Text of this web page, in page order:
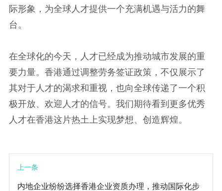
际形象，为全球人才提供一个充满机遇与活力的舞
台。
在全球化的今天，人才已经成为推动城市发展的重
要力量。香港通过调整劳务签证政策，不仅展示了
其对于人才的渴求和重视，也向全球传递了一个积
极开放、欢迎人才的信号。我们期待看到更多优秀
人才在香港这片热土上实现梦想、创造辉煌。
上一条
内地企业纷纷选择香港企业资质办理，推动国际化步